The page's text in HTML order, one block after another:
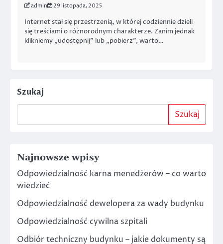
admin 29 listopada, 2025
Internet stał się przestrzenią, w której codziennie dzieli
się treściami o różnorodnym charakterze. Zanim jednak
klikniemy „udostępnij” lub „pobierz”, warto…
Szukaj
Szukaj
Najnowsze wpisy
Odpowiedzialność karna menedżerów – co warto
wiedzieć
Odpowiedzialność dewelopera za wady budynku
Odpowiedzialność cywilna szpitali
Odbiór techniczny budynku – jakie dokumenty są